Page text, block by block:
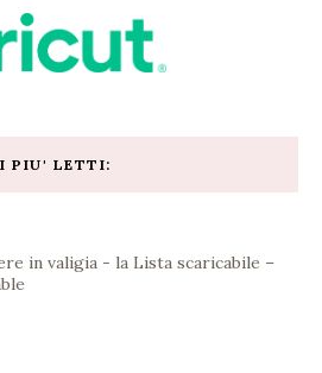
I PIU' LETTI:
in valigia - la Lista scaricabile –